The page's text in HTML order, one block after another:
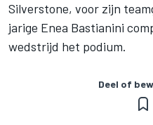
Silverstone, voor zijn
jarige Enea Bastianini
wedstrijd het podium.
Deel of